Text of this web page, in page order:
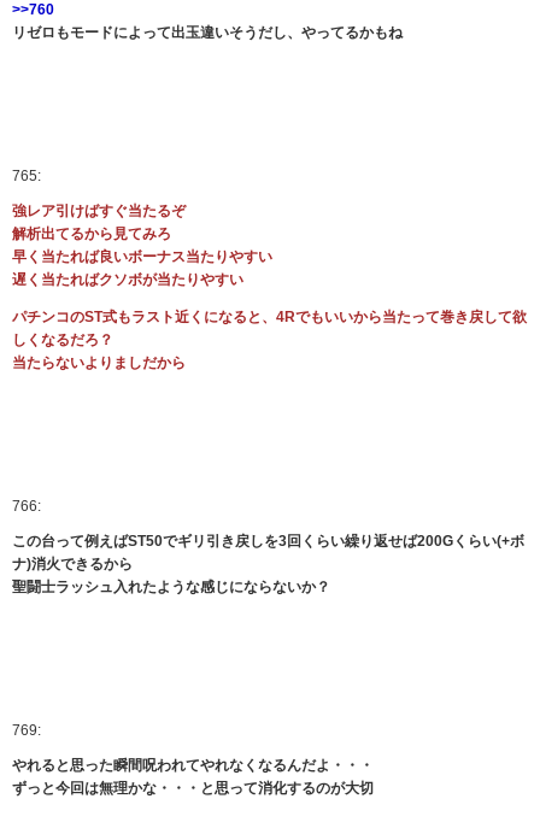
>>760
リゼロもモードによって出玉違いそうだし、やってるかもね
765:
強レア引けばすぐ当たるぞ
解析出てるから見てみろ
早く当たれば良いボーナス当たりやすい
遅く当たればクソボが当たりやすい
パチンコのST式もラスト近くになると、4Rでもいいから当たって巻き戻して欲
しくなるだろ？
当たらないよりましだから
766:
この台って例えばST50でギリ引き戻しを3回くらい繰り返せば200Gくらい(+ボ
ナ)消火できるから
聖闘士ラッシュ入れたような感じにならないか？
769:
やれると思った瞬間呪われてやれなくなるんだよ・・・
ずっと今回は無理かな・・・と思って消化するのが大切